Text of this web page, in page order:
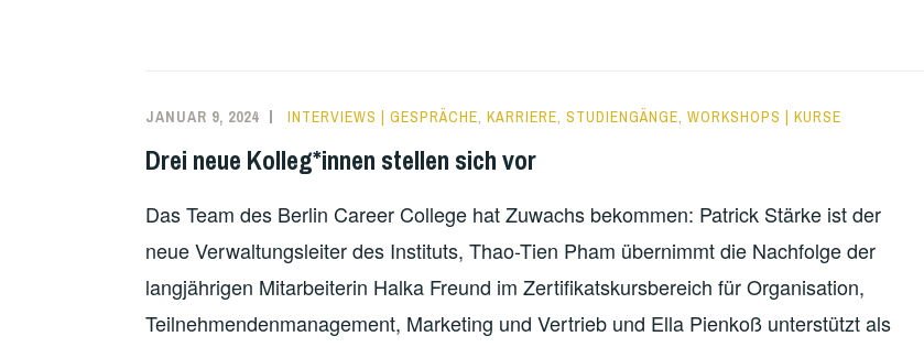
JANUAR 9, 2024 INTERVIEWS | GESPRÄCHE, KARRIERE, STUDIENGÄNGE, WORKSHOPS | KURSE
Drei neue Kolleg*innen stellen sich vor
Das Team des Berlin Career College hat Zuwachs bekommen: Patrick Stärke ist der
neue Verwaltungsleiter des Instituts, Thao-Tien Pham übernimmt die Nachfolge der
langjährigen Mitarbeiterin Halka Freund im Zertifikatskursbereich für Organisation,
Teilnehmendenmanagement, Marketing und Vertrieb und Ella Pienkoß unterstützt als